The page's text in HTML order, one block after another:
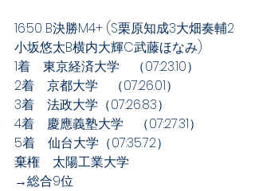
16:50 B決勝M4+ (S栗原知成3大畑奏輔2
小坂悠太B横内大輝C武藤ほなみ)
1着　東京経済大学　（07:23.10）
2着　京都大学　（07:26.01）
3着　法政大学（07:26.83）
4着　慶應義塾大学　（07:27.31）
5着　仙台大学（07:35.72）
棄権　太陽工業大学
→総合9位